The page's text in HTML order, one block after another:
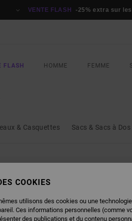
VENTE FLASH -25% extra sur
FLASH HOMME FEMME
& Casquettes Sacs & Sacs à Dos
PRODUITS
COOKIES
utilisons des cookies ou une
Ces informations personnelles (comme
des publications et du contenu